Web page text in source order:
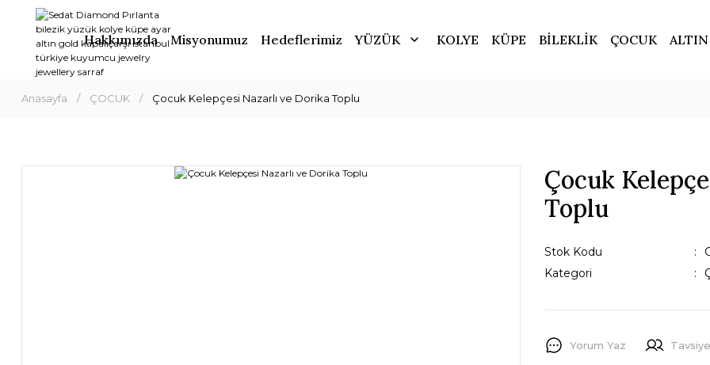
Hakkımızda Misyonumuz Hedeflerimiz YÜZÜK KOLYE KÜPE BİLEKLİK ÇOCUK
Anasayfa ÇOCUK Çocuk Kelepçesi Nazarlı ve Dorika Toplu
Çocuk
Toplu
Stok Kodu
Kategori
Yorum Yaz